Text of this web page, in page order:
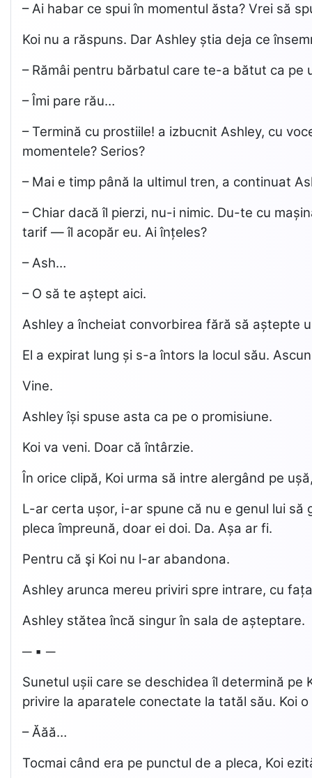
– Ai habar ce spui în momentul ăsta? Vrei să
Koi nu a răspuns. Dar Ashley știa deja ce
– Rămâi pentru bărbatul care te-a bătut ca pe
– Îmi pare rău…
– Termină cu prostiile! a izbucnit Ashley, cu
momentele? Serios?
– Mai e timp până la ultimul tren, a continuat
– Chiar dacă îl pierzi, nu-i nimic. Du-te cu
tarif — îl acopăr eu. Ai înțeles?
– Ash…
– O să te aștept aici.
Ashley a încheiat convorbirea fără să aștepte
El a expirat lung și s-a întors la locul său.
Vine.
Ashley își spuse asta ca pe o promisiune.
Koi va veni. Doar că întârzie.
În orice clipă, Koi urma să intre alergând pe
L-ar certa ușor, i-ar spune că nu e genul lui
pleca împreună, doar ei doi. Da. Așa ar fi.
Pentru că şi Koi nu l-ar abandona.
Ashley arunca mereu priviri spre intrare, cu
Ashley stătea încă singur în sala de așteptare.
─ ▪ ─
Sunetul ușii care se deschidea îl determină
privire la aparatele conectate la tatăl său. Koi
– Ăăă…
Tocmai când era pe punctul de a pleca, Koi